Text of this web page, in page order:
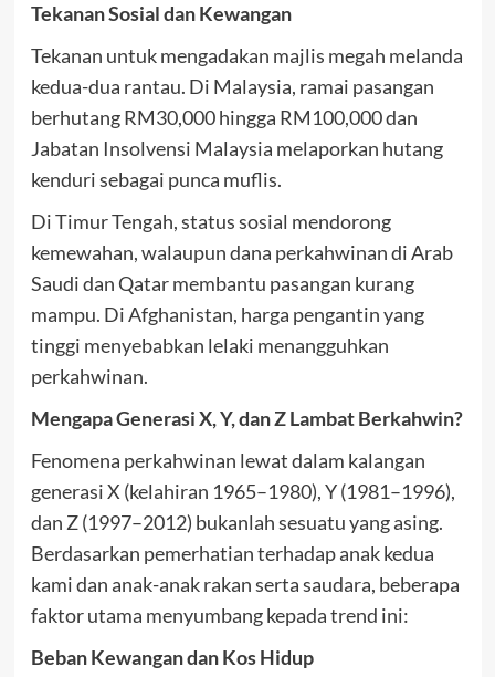
Tekanan Sosial dan Kewangan
Tekanan untuk mengadakan majlis megah melanda
kedua-dua rantau. Di Malaysia, ramai pasangan
berhutang RM30,000 hingga RM100,000 dan
Jabatan Insolvensi Malaysia melaporkan hutang
kenduri sebagai punca muflis.
Di Timur Tengah, status sosial mendorong
kemewahan, walaupun dana perkahwinan di Arab
Saudi dan Qatar membantu pasangan kurang
mampu. Di Afghanistan, harga pengantin yang
tinggi menyebabkan lelaki menangguhkan
perkahwinan.
Mengapa Generasi X, Y, dan Z Lambat Berkahwin?
Fenomena perkahwinan lewat dalam kalangan
generasi X (kelahiran 1965–1980), Y (1981–1996),
dan Z (1997–2012) bukanlah sesuatu yang asing.
Berdasarkan pemerhatian terhadap anak kedua
kami dan anak-anak rakan serta saudara, beberapa
faktor utama menyumbang kepada trend ini:
Beban Kewangan dan Kos Hidup